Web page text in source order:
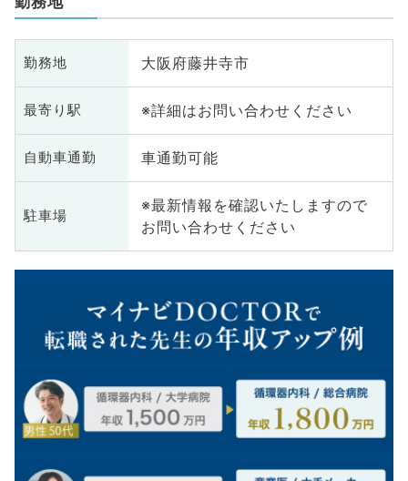
勤務地 大阪府藤井寺市
最寄り駅 ※詳細はお問い合わせください
自動車通勤 車通勤可能
駐車場
※最新情報を確認いたしますので
お問い合わせください